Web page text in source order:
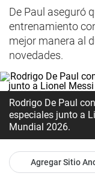
De Paul aseguró
entrenamiento
mejor manera al
novedades.
Rodrigo De Paul
especiales junto a
Mundial 2026.
Agregar Sitio